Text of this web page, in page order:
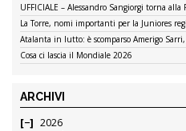
UFFICIALE – Alessandro Sangiorgi torna alla
La Torre, nomi importanti per la Juniores
Atalanta in lutto: è scomparso Amerigo
Cosa ci lascia il Mondiale 2026
ARCHIVI
2026